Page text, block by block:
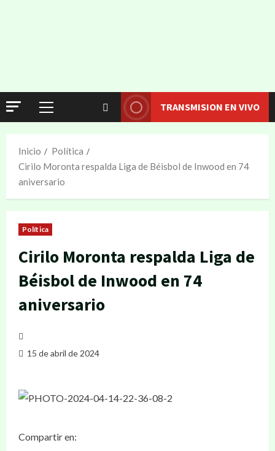
TRANSMISION EN VIVO
Inicio
Política
Cirilo Moronta respalda Liga de Béisbol de Inwood en 74
aniversario
Política
Cirilo Moronta respalda Liga de
Béisbol de Inwood en 74
aniversario
15 de abril de 2024
Compartir en: